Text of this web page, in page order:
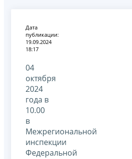
Дата
публикации:
19.09.2024
18:17
04
октября
2024
года в
10.00
в
Межрегиональной
инспекции
Федеральной